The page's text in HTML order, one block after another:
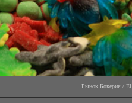
Рынок Бокерия / El